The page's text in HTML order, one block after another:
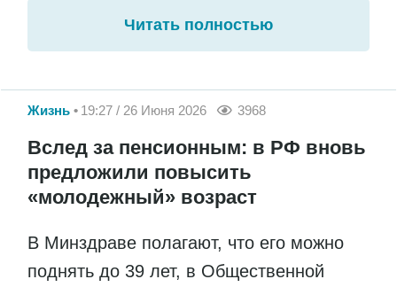
Читать полностью
Жизнь 19:27 / 26 Июня 2026 3968
Вслед за пенсионным: в РФ вновь
предложили повысить
«молодежный» возраст
В Минздраве полагают, что его можно
поднять до 39 лет, в Общественной